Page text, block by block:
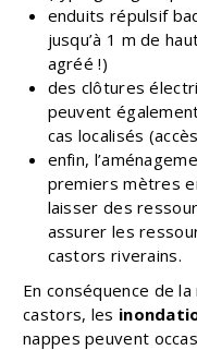
enduits répulsif
jusqu’à 1 m de
agréé !)
des clôtures
peuvent
cas localisés
enfin,
premiers mètres
laisser des
assurer les
castors riverains.
En conséquence de
castors, les
nappes peuvent